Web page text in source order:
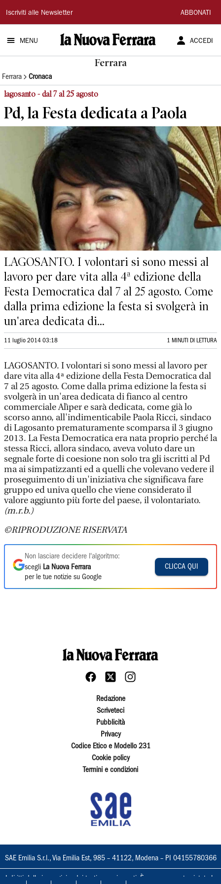
La
Nuova
Ferrara
Iscriviti alle Newsletter ABBONATI
MENU ACCEDI
Ferrara
Ferrara Cronaca
lagosanto - dal 7 al 25 agosto
Pd, la Festa dedicata a Paola
LAGOSANTO. I volontari si sono messi al
lavoro per dare vita alla 4ª edizione della
Festa Democratica dal 7 al 25 agosto. Come
dalla prima edizione la festa si svolgerà in
un'area dedicata di...
11 luglio 2014 03:18 1 MINUTI DI LETTURA
LAGOSANTO. I volontari si sono messi al lavoro per
dare vita alla 4ª edizione della Festa Democratica dal
7 al 25 agosto. Come dalla prima edizione la festa si
svolgerà in un'area dedicata di fianco al centro
commerciale Alìper e sarà dedicata, come già lo
scorso anno, all'indimenticabile Paola Ricci, sindaco
di Lagosanto prematuramente scomparsa il 3 giugno
2013. La Festa Democratica era nata proprio perché la
stessa Ricci, allora sindaco, aveva voluto dare un
segnale forte di coesione non solo tra gli iscritti al Pd
ma ai simpatizzanti ed a quelli che volevano vedere il
proseguimento di un'iniziativa che significava fare
gruppo ed univa quello che viene considerato il
valore aggiunto più forte del paese, il volontariato.
(m.r.b.)
©RIPRODUZIONE RISERVATA
Non lasciare decidere l'algoritmo:
scegli La Nuova Ferrara
per le tue notizie su Google
CLICCA QUI
Redazione
Scriveteci
Pubblicità
Privacy
Codice Etico e Modello 231
Cookie policy
Termini e condizioni
SAE Emilia S.r.l., Via Emilia Est, 985 – 41122, Modena – PI 04155780366
I diritti delle immagini e dei testi sono riservati. È espressamente vietata la